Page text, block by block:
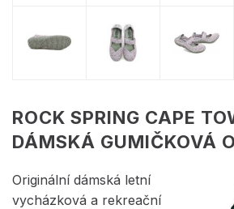
ROCK SPRING CAPE
DÁMSKÁ GUMIČKOVÁ
Originální dámská letní
vycházková a rekreační